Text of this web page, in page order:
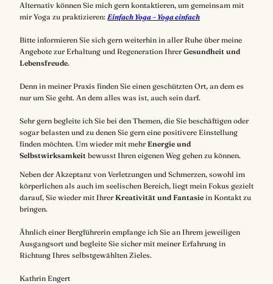
Alternativ können Sie mich gern kontaktieren, um gemeinsam mit
mir Yoga zu praktizieren: Einfach Yoga – Yoga einfach
Bitte informieren Sie sich gern weiterhin in aller Ruhe über meine
Angebote zur Erhaltung und Regeneration IhrerGesundheit und
Lebensfreude.
Denn in meiner Praxis finden Sie einen geschützten Ort, an dem es
nur um Sie geht. An dem alles was ist, auch sein darf.
Sehr gern begleite ich Sie bei den Themen, die Sie beschäftigen oder
sogar belasten und zu denen Sie gern eine positivere Einstellung
finden möchten. Um wieder mit mehrEnergie und
Selbstwirksamkeit bewusst Ihren eigenen Weg gehen zu können.
Neben der Akzeptanz von Verletzungen und Schmerzen, sowohl im
körperlichen als auch im seelischen Bereich, liegt mein Fokus gezielt
darauf, Sie wieder mit IhrerKreativität und Fantasie in Kontakt zu
bringen.
Ähnlich einer Bergführerin empfange ich Sie an Ihrem jeweiligen
Ausgangsort und begleite Sie sicher mit meiner Erfahrung in
Richtung Ihres selbstgewählten Zieles.
Kathrin Engert